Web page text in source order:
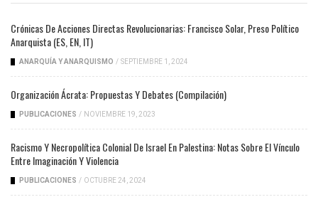
Crónicas De Acciones Directas Revolucionarias: Francisco Solar, Preso Político
Anarquista (ES, EN, IT)
ANARQUÍA Y ANARQUISMO / SEPTIEMBRE 1, 2024
Organización Ácrata: Propuestas Y Debates (compilación)
PUBLICACIONES / NOVIEMBRE 19, 2023
Racismo Y Necropolítica Colonial De Israel En Palestina: Notas Sobre El Vínculo
Entre Imaginación Y Violencia
PUBLICACIONES / OCTUBRE 24, 2024